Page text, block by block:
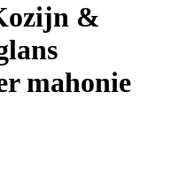
&
mahonie